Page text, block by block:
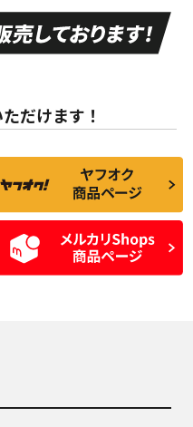
走行距離も少なく、
非常に状態の良い中
古品
んどない中古品
られるが、使用に問
題のない中古品
D
残り溝も少なく、偏
磨耗がみられ、短期
間使用できるくらい
の中古品
だけます！